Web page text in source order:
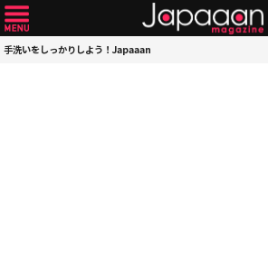
手洗いをしっかりしよう！Japaaan